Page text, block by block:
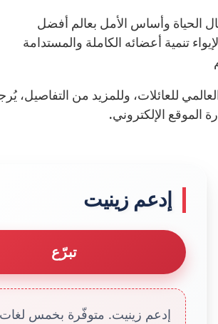
الحياة وأساس الأمل بعالم أفضل
تنمية أعضائه الكاملة والمستدامة
للعائلات، وللمزيد من التفاصيل،
الموقع الإلكتروني.
إدعم زينيت
تبرّع
إدعم زينيت. متوفّرة بخمس